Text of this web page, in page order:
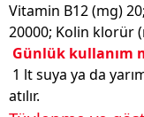
Vitamin B12 (mg)
20000; Kolin klorür
Günlük kullanım
1 lt suya ya da
atılır.